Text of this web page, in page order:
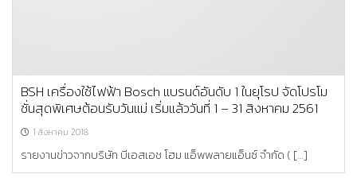
BSH เครื่องใช้ไฟฟ้า Bosch แบรนด์อันดับ 1 ในยุโรป จัดโปรโม
ชั่นสุดพิเศษต้อนรับวันแม่ เริ่มแล้ววันที่ 1 – 31 สิงหาคม 2561
1 สิงหาคม 2018
รายงานข่าวจากบริษัท บีเอสเอช โฮม แอ็พพลายแอ็นซ์ จำกัด ( […]